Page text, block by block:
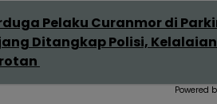
Pelaku Curanmor di
Ditangkap Polisi,
Powered